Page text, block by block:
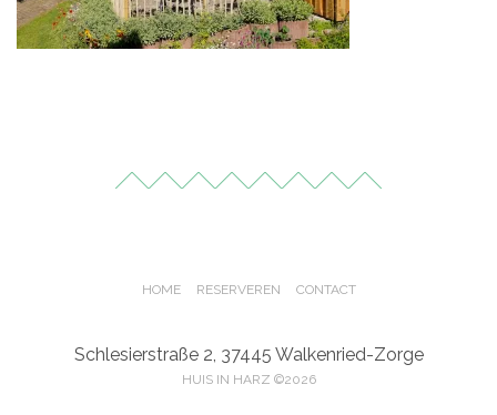
HOME RESERVEREN CONTACT
Schlesierstraße 2, 37445 Walkenried-Zorge
HUIS IN HARZ ©2026